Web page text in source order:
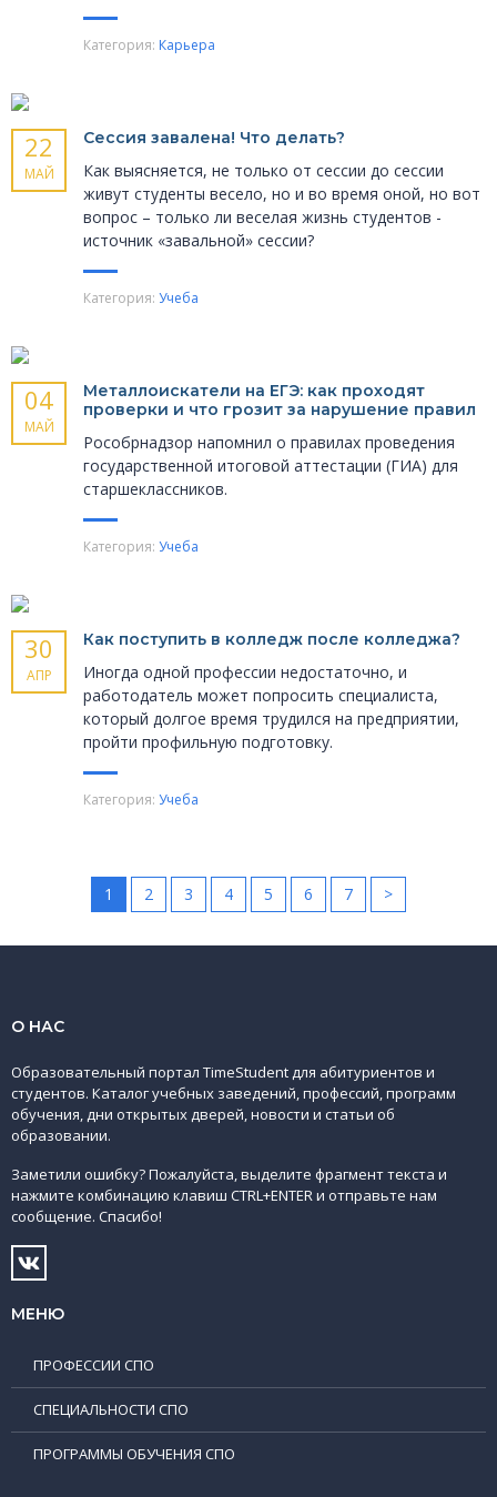
Категория: Карьера
22
МАЙ
Сессия завалена! Что делать?
Как выясняется, не только от сессии до сессии
живут студенты весело, но и во время оной, но вот
вопрос – только ли веселая жизнь студентов -
источник «завальной» сессии?
Категория: Учеба
04
МАЙ
Металлоискатели на ЕГЭ: как проходят
проверки и что грозит за нарушение правил
Рособрнадзор напомнил о правилах проведения
государственной итоговой аттестации (ГИА) для
старшеклассников.
Категория: Учеба
30
АПР
Как поступить в колледж после колледжа?
Иногда одной профессии недостаточно, и
работодатель может попросить специалиста,
который долгое время трудился на предприятии,
пройти профильную подготовку.
Категория: Учеба
1 2 3 4 5 6 7 >
О НАС
Образовательный портал TimeStudent для абитуриентов и
студентов. Каталог учебных заведений, профессий, программ
обучения, дни открытых дверей, новости и статьи об
образовании.
Заметили ошибку? Пожалуйста, выделите фрагмент текста и
нажмите комбинацию клавиш CTRL+ENTER и отправьте нам
сообщение. Спасибо!
МЕНЮ
ПРОФЕССИИ СПО
СПЕЦИАЛЬНОСТИ СПО
ПРОГРАММЫ ОБУЧЕНИЯ СПО